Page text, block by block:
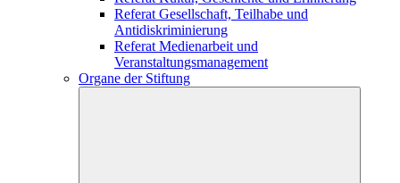
Referat Gesellschaft, Teilhabe und
Antidiskriminierung
Referat Medienarbeit und
Veranstaltungsmanagement
Organe der Stiftung